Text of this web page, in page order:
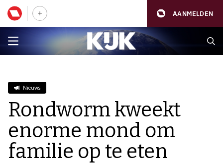
AANMELDEN
Nieuws
Rondworm kweekt
enorme mond om
familie op te eten